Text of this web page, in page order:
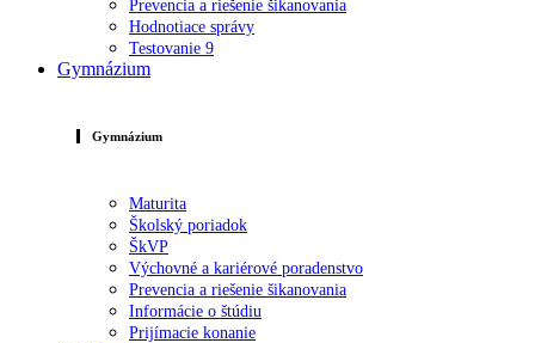
Prevencia a riešenie šikanovania
Hodnotiace správy
Testovanie 9
Gymnázium
Gymnázium
Maturita
Školský poriadok
ŠkVP
Výchovné a kariérové poradenstvo
Prevencia a riešenie šikanovania
Informácie o štúdiu
Prijímacie konanie